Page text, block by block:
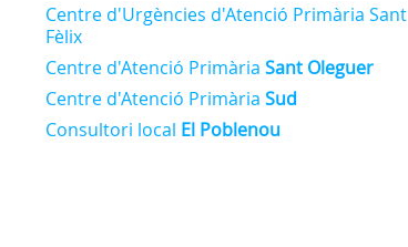
Centre d'Urgències d'Atenció Primària Sant
Fèlix
Centre d'Atenció Primària Sant Oleguer
Centre d'Atenció Primària Sud
Consultori local El Poblenou